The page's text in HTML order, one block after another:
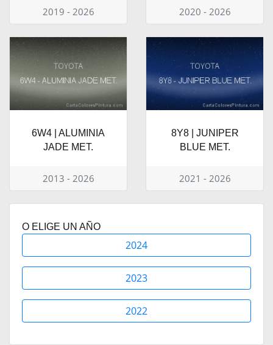
2019 - 2026 2020 - 2026
6W4 | ALUMINIA
JADE MET.
2013 - 2026
8Y8 | JUNIPER
BLUE MET.
2021 - 2026
O ELIGE UN AÑO
2024
2023
2022